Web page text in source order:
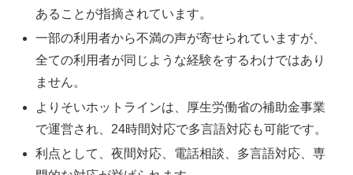
あることが指摘されています。
一部の利用者から不満の声が寄せられていますが、
全ての利用者が同じような経験をするわけではあり
ません。
よりそいホットラインは、厚生労働省の補助金事業
で運営され、24時間対応で多言語対応も可能です。
利点として、夜間対応、電話相談、多言語対応、専